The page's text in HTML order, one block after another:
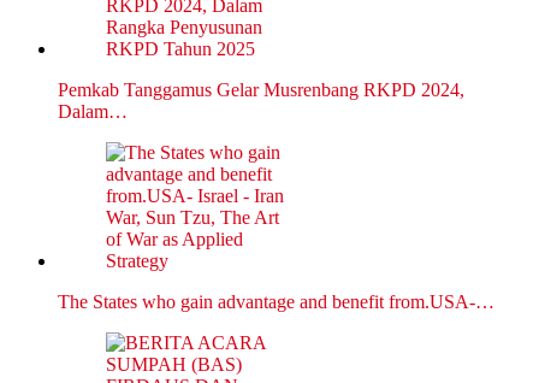
Pemkab Tanggamus Gelar Musrenbang RKPD 2024,
Dalam…
The States who gain advantage and benefit from.USA-…